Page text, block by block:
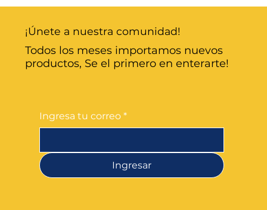
Ingresa tu correo *
Ingresar
Todos los meses importamos nuevos
productos, Se el primero en enterarte!
¡Únete a nuestra comunidad!